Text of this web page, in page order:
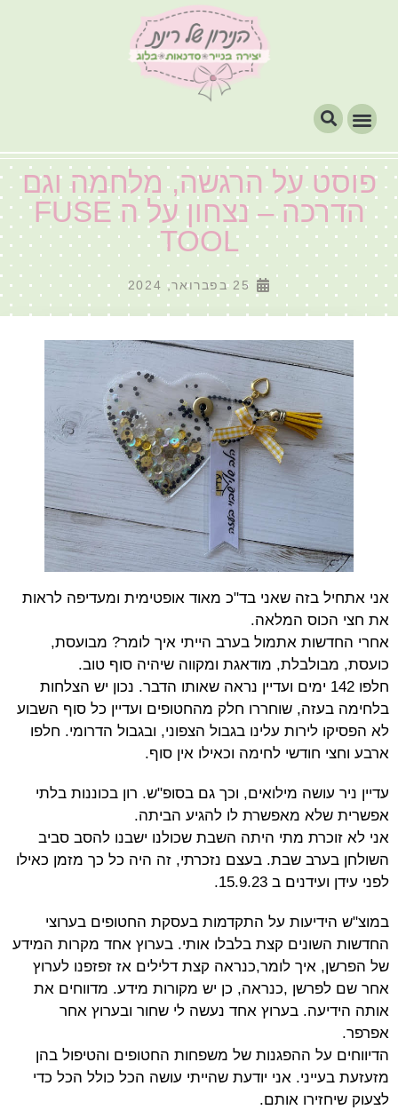
פוסט על הרגשה, מלחמה וגם
הדרכה – נצחון על ה FUSE
TOOL
25 בפברואר, 2024
אני אתחיל בזה שאני בד"כ מאוד אופטימית ומעדיפה לראות
את חצי הכוס המלאה.
אחרי החדשות אתמול בערב הייתי איך לומר? מבועסת,
כועסת, מבולבלת, מודאגת ומקווה שיהיה סוף טוב.
חלפו 142 ימים ועדיין נראה שאותו הדבר. נכון יש הצלחות
בלחימה בעזה, שוחררו חלק מהחטופים ועדיין כל סוף השבוע
לא הפסיקו לירות עלינו בגבול הצפוני, ובגבול הדרומי. חלפו
ארבע וחצי חודשי לחימה וכאילו אין סוף.
עדיין ניר עושה מילואים, וכך גם בסופ"ש. רון בכוננות בלתי
אפשרית שלא מאפשרת לו להגיע הביתה.
אני לא זוכרת מתי היתה השבת שכולנו ישבנו להסב סביב
השולחן בערב שבת. בעצם נזכרתי, זה היה כל כך מזמן כאילו
לפני עידן ועידנים ב 15.9.23.
במוצ"ש הידיעות על התקדמות בעסקת החטופים בערוצי
החדשות השונים קצת בלבלו אותי. בערוץ אחד מקרות המידע
של הפרשן, איך לומר,כנראה קצת דלילים אז זפזפנו לערוץ
אחר שם לפרשן ,כנראה, כן יש מקורות מידע. מדווחים את
אותה הידיעה. בערוץ אחד נעשה לי שחור ובערוץ אחר
אפרפר.
הדיווחים על ההפגנות של משפחות החטופים והטיפול בהן
מזעזעת בעייני. אני יודעת שהייתי עושה הכל כולל הכל כדי
לצעוק שיחזירו אותם.